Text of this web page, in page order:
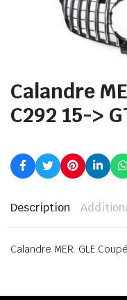
Calandre
C292 15->
Description
Calandre MER. GLE